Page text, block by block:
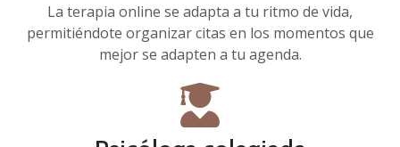
La terapia online se adapta a tu ritmo de vida,
permitiéndote organizar citas en los momentos que
mejor se adapten a tu agenda.